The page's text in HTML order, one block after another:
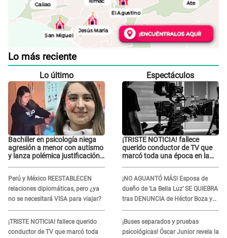
Lo más reciente
Lo último
Bachiller en psicología niega
agresión a menor con autismo
y lanza polémica justificación:
Perú y México REESTABLECEN
relaciones diplomáticas, pero ¿ya
no se necesitará VISA para viajar?
¡TRISTE NOTICIA! fallece querido
conductor de TV que marcó toda
Espectáculos
¡TRISTE NOTICIA! fallece
querido conductor de TV que
marcó toda una época en la
¡NO AGUANTÓ MÁS! Esposa de
dueño de ‘La Bella Luz’ SE QUIEBRA
tras DENUNCIA de Héctor Boza y
ARREMETE contra Claudia Salazar
¡Buses separados y pruebas
psicológicas! Óscar Junior revela la